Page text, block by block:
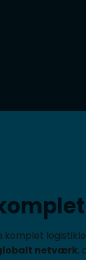
komplet
netværk,